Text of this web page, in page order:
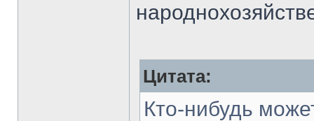
Цитата:
Кто-нибудь